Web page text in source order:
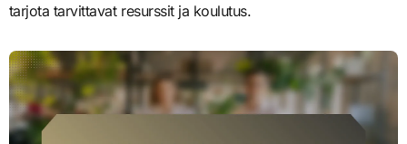
tarjota tarvittavat resurssit ja koulutus.